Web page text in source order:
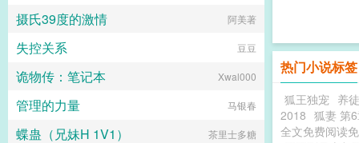
热门小说标签
狐王独宠 养
2018 狐妻 第
全文免费阅读免
断理理
摄氏39度的激情 阿美著
失控关系 豆豆
诡物传：笔记本 Xwal000
管理的力量 马银春
蝶蛊（兄妹H 1V1） 茶里士多糖